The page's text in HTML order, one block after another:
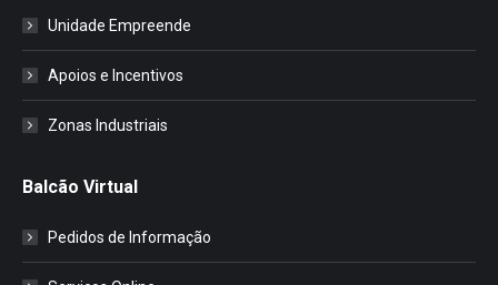
Unidade Empreende
Apoios e Incentivos
Zonas Industriais
Balcão Virtual
Pedidos de Informação